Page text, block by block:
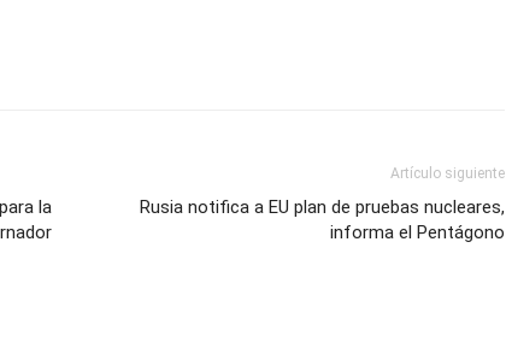
la
Artículo siguiente
Rusia notifica a EU plan de pruebas nucleares,
informa el Pentágono